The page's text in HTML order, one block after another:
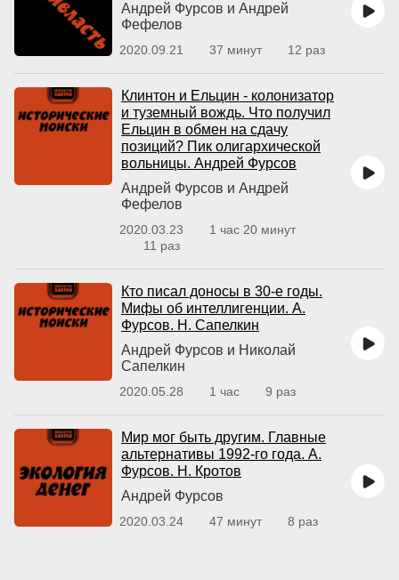
Андрей Фурсов и Андрей
Фефелов
2020.09.21 37 минут 12 раз
Клинтон и Ельцин - колонизатор
и туземный вождь. Что получил
Ельцин в обмен на сдачу
позиций? Пик олигархической
вольницы. Андрей Фурсов
Андрей Фурсов и Андрей
Фефелов
2020.03.23
1 час 20 минут
11 раз
Кто писал доносы в 30-е годы.
Мифы об интеллигенции. А.
Фурсов. Н. Сапелкин
Андрей Фурсов и Николай
Сапелкин
2020.05.28 1 час 9 раз
Мир мог быть другим. Главные
альтернативы 1992-го года. А.
Фурсов. Н. Кротов
Андрей Фурсов
2020.03.24 47 минут 8 раз